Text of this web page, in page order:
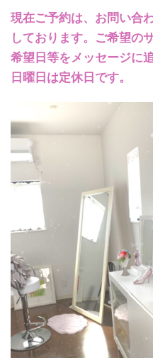
現在ご予約は、お問い合
しております。ご希望の
希望日等をメッセージに
日曜日は定休日です。